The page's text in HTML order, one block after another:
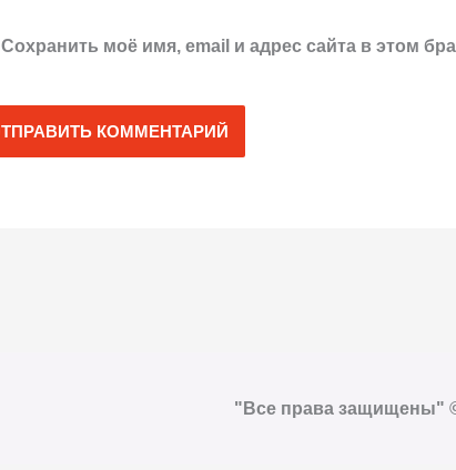
Сохранить моё имя, email и адрес сайта в этом
"Все права защищены"